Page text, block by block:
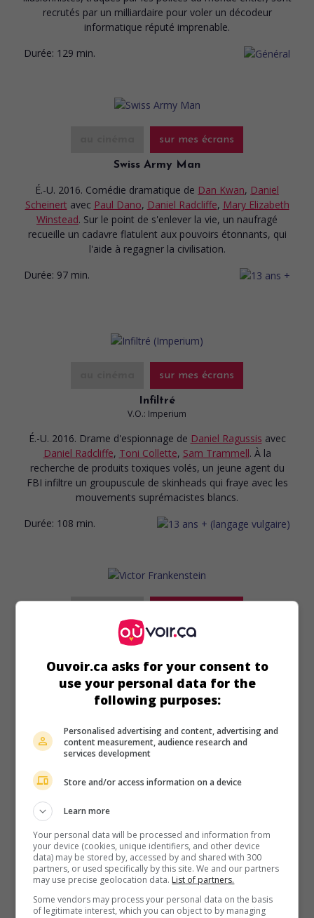
recrutés par un milliardaire pour voler un décodeur
informatique réputé imprenable.
Durée: 129 min.
sur mes écrans
Swiss Army Man
É.-U. 2016. Comédie dramatique de Dan Kwan, Daniel
Scheinert avec Paul Dano, Daniel Radcliffe, Mary Elizabeth
Winstead. Sur le point de s'enlever la vie, un naufragé
recueille un cadavre flatulent aux pouvoirs étonnants, qui
l'aide à regagner la civilisation.
Durée: 97 min.
sur mes écrans
Infiltré
V.O.: Imperium
É.-U. 2016. Drame d'espionnage de Daniel Ragussis avec
Daniel Radcliffe, Toni Collette, Sam Trammell. À la
recherche de produits toxiques volés, un jeune agent du
FBI infiltre un groupuscule de skinheads qui fraye avec les
mouvements suprémacistes blancs.
Durée: 108 min.
Victor Frankenstein
É.-U. 2015. Drame fantastique Paul McGuigan
avec
Daniel Radcliffe, James McAvoy,Jessica Brown Findlay
Exploité dans un cirque, un bossu féru d'anatomie est
sauvé par un étudiant en médecine excentrique, qui le
Durée:
110 min.
au cinéma sur mes écrans
Et si jamais
V.O.: The F Word
Can. 2013. Comédie sentimentale Michael Dowse
avec
Daniel Radcliffe,Zoe Kazan, Adam Driver. À Toronto, un
Ouvoir.ca asks for your consent to
use your personal data for the
following purposes:
Personalised advertising and content, advertising and
content measurement, audience research and
services development
Store and/or access information on a device
Learn more
Your personal data will be processed and information from
your device (cookies, unique identifiers, and other device
data) may be stored by, accessed by and shared with 300
partners, or used specifically by this site. We and our partners
may use precise geolocation data. List of partners.
Some vendors may process your personal data on the basis
of legitimate interest, which you can object to by managing